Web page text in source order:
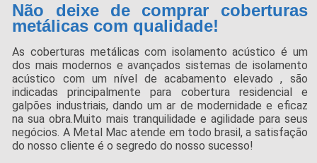
Não deixe de comprar coberturas
metálicas com qualidade!
As coberturas metálicas com isolamento acústico é um
dos mais modernos e avançados sistemas de isolamento
acústico com um nível de acabamento elevado , são
indicadas principalmente para cobertura residencial e
galpões industriais, dando um ar de modernidade e eficaz
na sua obra.Muito mais tranquilidade e agilidade para seus
negócios. A Metal Mac atende em todo brasil, a satisfação
do nosso cliente é o segredo do nosso sucesso!